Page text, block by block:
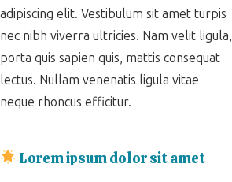
adipiscing elit. Vestibulum sit amet turpis
nec nibh viverra ultricies. Nam velit ligula,
porta quis sapien quis, mattis consequat
lectus. Nullam venenatis ligula vitae
neque rhoncus efficitur.
Lorem ipsum dolor sit amet